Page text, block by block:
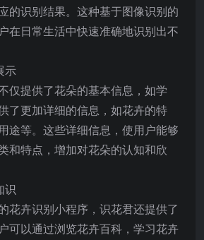
的识别结果。这种基于图像识别的
在日常生活中快速准确地识别出不
示
仅提供了花朵的基本信息，如学
了更加详细的信息，如花卉的特
途等。这些详细信息，使用户能够
和特点，增加对花朵的认知和欣
识
花卉识别小程序，识花君还提供了
可以通过浏览花卉百科，学习花卉